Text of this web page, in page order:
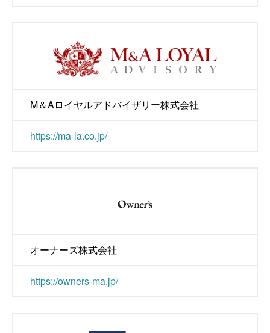
M＆Aロイヤルアドバイザリー株式会社
https://ma-la.co.jp/
オーナーズ株式会社
https://owners-ma.jp/